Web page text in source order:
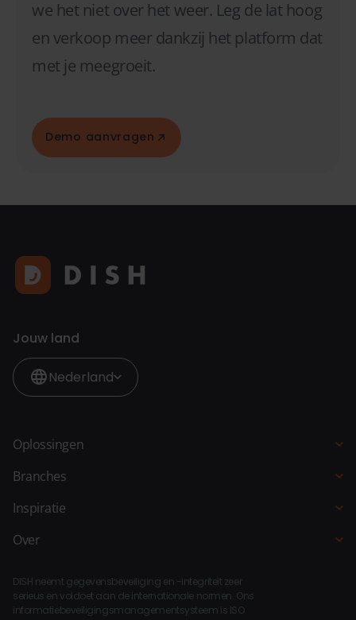
we het niet over het weer. Leg de lat hoog
en verkoop meer dankzij het platform dat
met je meegroeit.
Demo aanvragen
Jouw land
Nederland
Oplossingen
Kassasysteem
Bestelsite
Bar Keuken Manager
Branches
Horeca
Fastservice
Strandpaviljoen
Inspiratie
Blogs
Over
Koppelingen
DISH neemt gegevensbeveiliging en -integriteit zeer
serieus en voldoet aan de internationale normen. Ons
informatiebeveiligingsmanagementsysteem is ISO